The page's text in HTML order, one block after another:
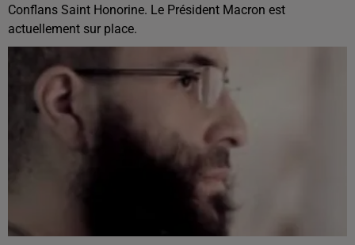
Conflans Saint Honorine. Le Président Macron est
actuellement sur place.